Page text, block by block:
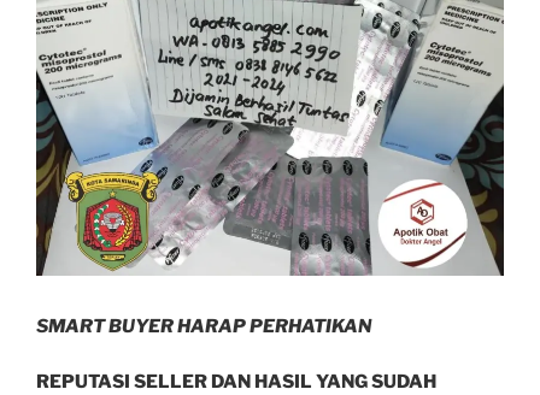
SMART BUYER HARAP PERHATIKAN
REPUTASI SELLER DAN HASIL YANG SUDAH